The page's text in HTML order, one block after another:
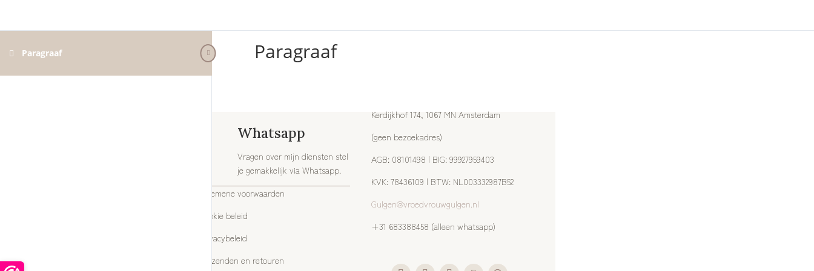
Paragraaf Paragraaf
Whatsapp
Vragen over mijn diensten stel
je gemakkelijk via Whatsapp.
Algemene voorwaarden
Cookie beleid
Privacybeleid
Verzenden en retouren
Kerdijkhof 174, 1067 MN Amsterdam
(geen bezoekadres)
AGB: 08101498 | BIG: 99927959403
KVK: 78436109 | BTW: NL003332987B52
Gulgen@vroedvrouwgulgen.nl
+31 683388458 (alleen whatsapp)